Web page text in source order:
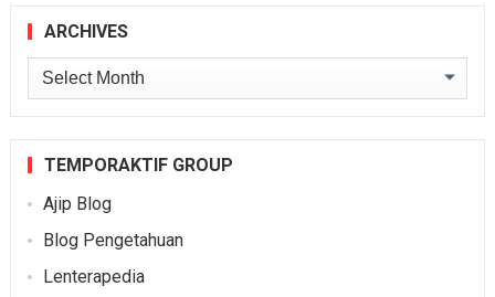
ARCHIVES
Archives
TEMPORAKTIF GROUP
Ajip Blog
Blog Pengetahuan
Lenterapedia